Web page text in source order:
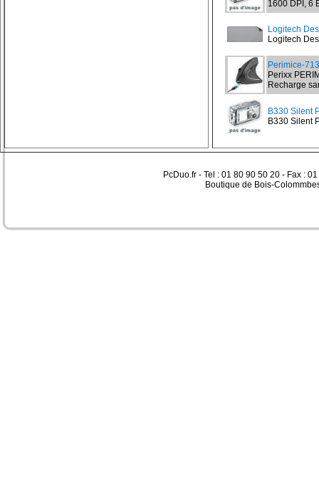
1600 DPI, 6
Logitech
Logitech
Perimice-
Perixx
Recharge
B330 Silent
B330 Silent
PcDuo.fr - Tel : 01 80 90 50 20 - Fax :
Boutique de Bois-